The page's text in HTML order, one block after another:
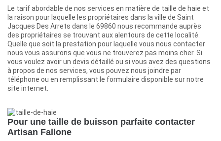
Le tarif abordable de nos services en matière de taille de haie et
la raison pour laquelle les propriétaires dans la ville de Saint
Jacques Des Arrets dans le 69860 nous recommande auprès
des propriétaires se trouvant aux alentours de cette localité.
Quelle que soit la prestation pour laquelle vous nous contacter
nous vous assurons que vous ne trouverez pas moins cher. Si
vous voulez avoir un devis détaillé ou si vous avez des questions
à propos de nos services, vous pouvez nous joindre par
téléphone ou en remplissant le formulaire disponible sur notre
site internet.
Pour une taille de buisson parfaite contacter
Artisan Fallone